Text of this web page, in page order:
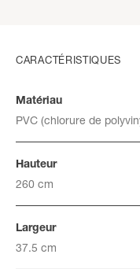
CARACTÉRISTIQUES
Matériau
PVC (chlorure de
Hauteur
260 cm
Largeur
37.5 cm